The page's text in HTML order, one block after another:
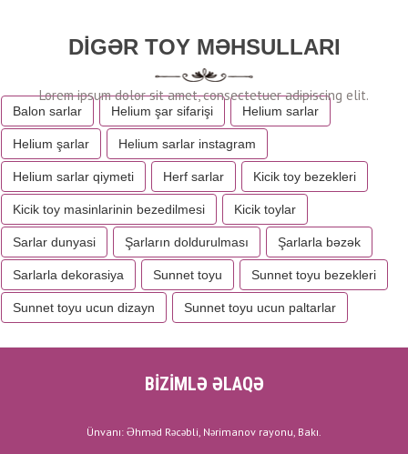
DIGƏR TOY MƏHSULLARI
Balon sarlar Helium şar sifarişi Helium sarlar
Helium şarlar Helium sarlar instagram
Helium sarlar qiymeti Herf sarlar Kicik toy bezekleri
Kicik toy masinlarinin bezedilmesi Kicik toylar
Sarlar dunyasi Şarların doldurulması Şarlarla bəzək
Sarlarla dekorasiya Sunnet toyu Sunnet toyu bezekleri
Sunnet toyu ucun dizayn Sunnet toyu ucun paltarlar
BİZİMLƏ ƏLAQƏ
Ünvanı: Əhməd Rəcəbli, Nərimanov rayonu, Bakı.